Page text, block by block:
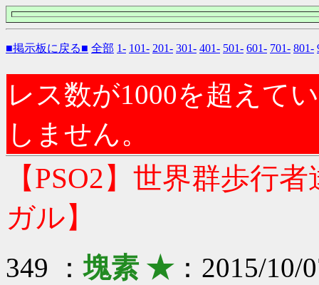
■掲示板に戻る■ 全部 1- 101- 201- 301- 401- 501- 601- 701- 801-
レス数が1000を超えて
しません。
【PSO2】世界群歩行
ガル】
349 ：塊素 ★：2015/10/